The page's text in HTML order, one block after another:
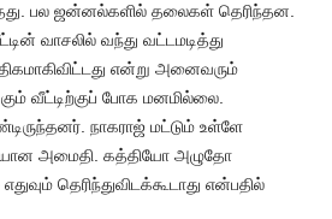
பல ஜன்னல்களில் தலைகள் தெரிந்தன.
வாசலில் வந்து வட்டமடித்து
என்று அனைவரும்
வீட்டிற்குப் போக மனமில்லை.
நாகராஜ் மட்டும் உள்ளே
அமைதி. கத்தியோ அழுதோ
தெரிந்துவிடக்கூடாது என்பதில்